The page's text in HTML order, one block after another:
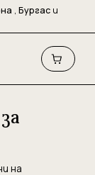
, Бургас и
на